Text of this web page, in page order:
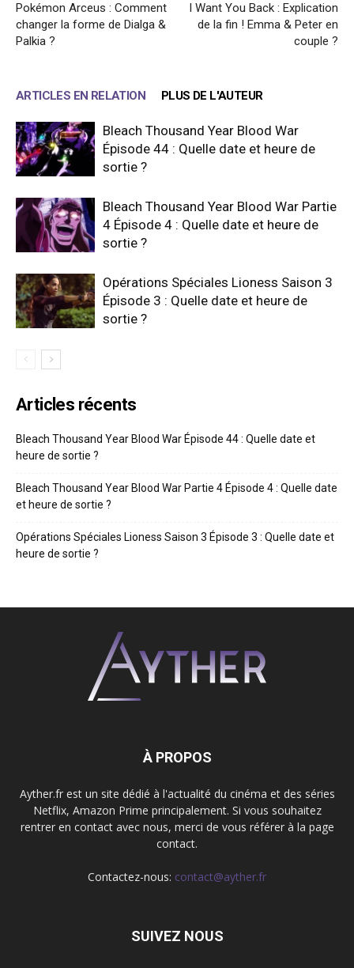
Pokémon Arceus : Comment
changer la forme de Dialga &
Palkia ?
I Want You Back : Explication
de la fin ! Emma & Peter en
couple ?
ARTICLES EN RELATION PLUS DE L'AUTEUR
Bleach Thousand Year Blood War
Épisode 44 : Quelle date et heure de
sortie ?
Bleach Thousand Year Blood War Partie
4 Épisode 4 : Quelle date et heure de
sortie ?
Opérations Spéciales Lioness Saison 3
Épisode 3 : Quelle date et heure de
sortie ?
Articles récents
Bleach Thousand Year Blood War Épisode 44 : Quelle date et
heure de sortie ?
Bleach Thousand Year Blood War Partie 4 Épisode 4 : Quelle date
et heure de sortie ?
Opérations Spéciales Lioness Saison 3 Épisode 3 : Quelle date et
heure de sortie ?
À PROPOS
Ayther.fr est un site dédié à l'actualité du cinéma et des séries
Netflix, Amazon Prime principalement. Si vous souhaitez
rentrer en contact avec nous, merci de vous référer à la page
contact.
Contactez-nous: contact@ayther.fr
SUIVEZ NOUS